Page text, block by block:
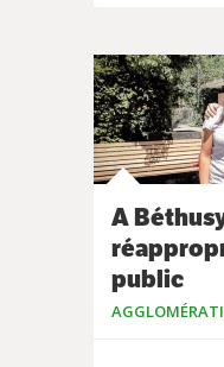
A
public